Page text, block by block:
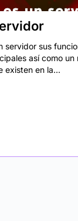
servidor sus
así como un
existen en la...